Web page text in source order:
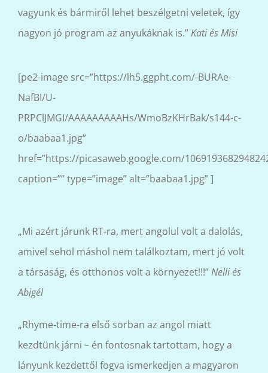
vagyunk és bármiről lehet beszélgetni veletek, így
nagyon jó program az anyukáknak is.”Kati és Misi
[pe2-image src=”https://lh5.ggpht.com/-BURAe-
NafBI/U-
PRPClJMGI/AAAAAAAAAHs/WmoBzKHrBak/s144-c-
o/baabaa1.jpg”
href=”https://picasaweb.google.com/
caption=”” type=”image” alt=”baabaa1.jpg” ]
„Mi azért járunk RT-ra, mert angolul volt a dalolás,
amivel sehol máshol nem találkoztam, mert jó volt
a társaság, és otthonos volt a környezet!!!”Nelli és
Abigél
„Rhyme-time-ra első sorban az angol miatt
kezdtünk járni – én fontosnak tartottam, hogy a
lányunk kezdettől fogva ismerkedjen a magyaron